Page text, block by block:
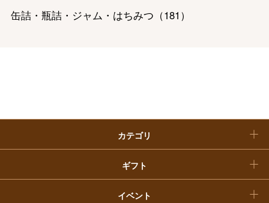
缶詰・瓶詰・ジャム・はちみつ （181 ）
惣菜・弁当・鍋（821）
コーヒー・紅茶・日本茶・ドリンク（401）
カテゴリ
ベビー＆キッズ
ギフト
お香典返し
イベント
敬老の日
福袋